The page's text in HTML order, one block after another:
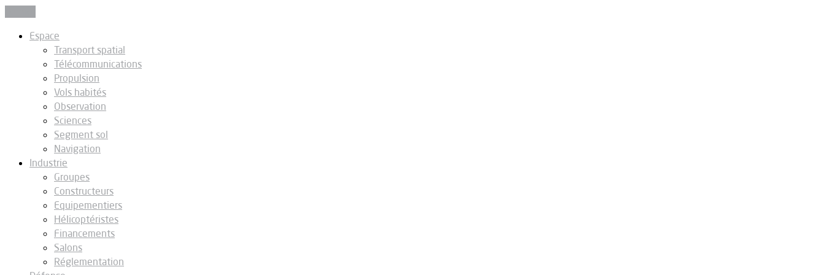
Espace
Transport spatial
Télécommunications
Propulsion
Vols habités
Observation
Sciences
Segment sol
Navigation
Industrie
Groupes
Constructeurs
Equipementiers
Hélicoptéristes
Financements
Salons
Réglementation